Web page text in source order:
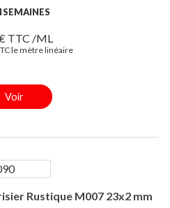
SEMAINES
TTC /ML
le mètre linéaire
Voir
Rustique M007 23x2 mm